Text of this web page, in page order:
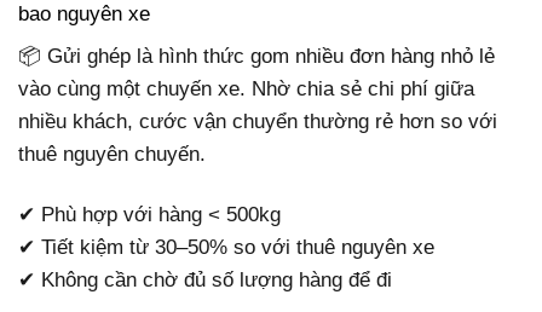
bao nguyên xe
📦 Gửi ghép là hình thức gom nhiều đơn hàng nhỏ lẻ
vào cùng một chuyến xe. Nhờ chia sẻ chi phí giữa
nhiều khách, cước vận chuyển thường rẻ hơn so với
thuê nguyên chuyến.
✔ Phù hợp với hàng < 500kg
✔ Tiết kiệm từ 30–50% so với thuê nguyên xe
✔ Không cần chờ đủ số lượng hàng để đi